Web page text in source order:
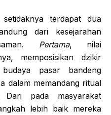
terdapat dua
dari kesejarahan
Pertama, nilai
memposisikan dzikir
pasar bandeng
dalam memandang ritual
Dari pada masyarakat
lebih baik mereka